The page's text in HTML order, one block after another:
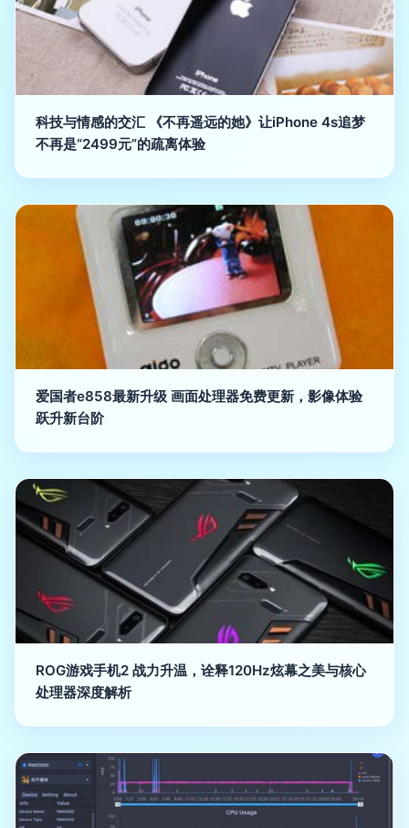
科技与情感的交汇 《不再遥远的她》让iPhone 4s追梦
不再是“2499元”的疏离体验
爱国者e858最新升级 画面处理器免费更新，影像体验
跃升新台阶
ROG游戏手机2 战力升温，诠释120Hz炫幕之美与核心
处理器深度解析